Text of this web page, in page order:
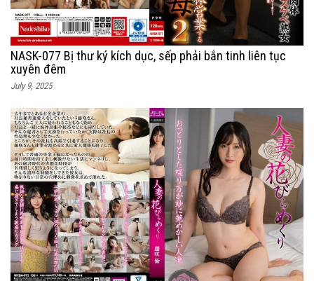
NASK-077 Bị thư ký kích dục, sếp phải bắn tinh liên tục
xuyên đêm
July 9, 2025